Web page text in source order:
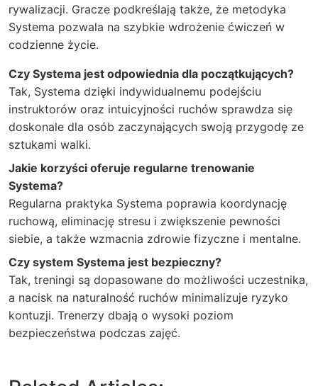
rywalizacji. Gracze podkreślają także, że metodyka
Systema pozwala na szybkie wdrożenie ćwiczeń w
codzienne życie.
Czy Systema jest odpowiednia dla początkujących?
Tak, Systema dzięki indywidualnemu podejściu
instruktorów oraz intuicyjności ruchów sprawdza się
doskonale dla osób zaczynających swoją przygodę ze
sztukami walki.
Jakie korzyści oferuje regularne trenowanie
Systema?
Regularna praktyka Systema poprawia koordynację
ruchową, eliminację stresu i zwiększenie pewności
siebie, a także wzmacnia zdrowie fizyczne i mentalne.
Czy system Systema jest bezpieczny?
Tak, treningi są dopasowane do możliwości uczestnika,
a nacisk na naturalność ruchów minimalizuje ryzyko
kontuzji. Trenerzy dbają o wysoki poziom
bezpieczeństwa podczas zajęć.